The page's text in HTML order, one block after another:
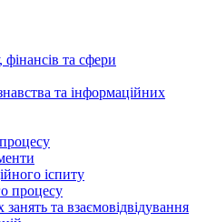
фінансів та сфери
та інформаційних
іспиту
процесу
та взаємовідвідування